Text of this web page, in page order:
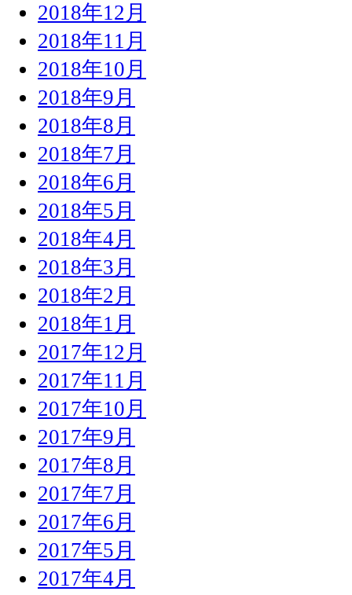
2018年12月
2018年11月
2018年10月
2018年9月
2018年8月
2018年7月
2018年6月
2018年5月
2018年4月
2018年3月
2018年2月
2018年1月
2017年12月
2017年11月
2017年10月
2017年9月
2017年8月
2017年7月
2017年6月
2017年5月
2017年4月